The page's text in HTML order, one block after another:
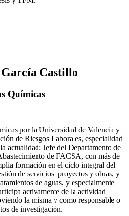
Castillo
Químicas
por la Universidad de Valencia y
de Riesgos Laborales, especialidad
actualidad: Jefe del Departamento de
de FACSA, con más de
formación en el ciclo integral del
de servicios, proyectos y obras, y
de aguas, y especialmente
activamente de la actividad
la misma y como responsable o
de investigación.